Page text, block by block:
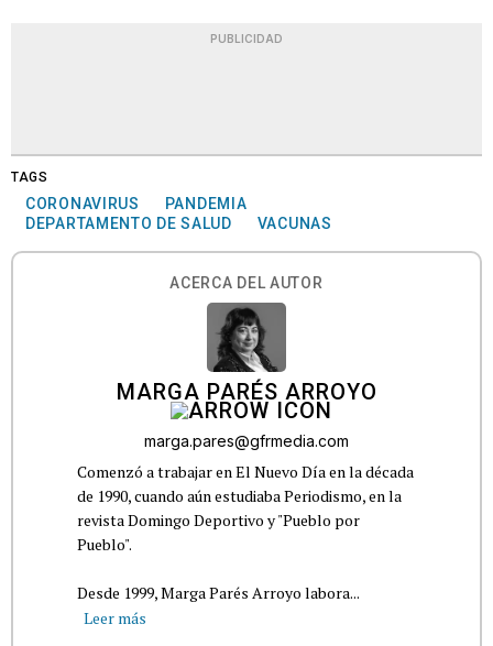
PUBLICIDAD
TAGS
CORONAVIRUS
PANDEMIA
DEPARTAMENTO DE SALUD
VACUNAS
ACERCA DEL AUTOR
MARGA PARÉS ARROYO
marga.pares@gfrmedia.com
Comenzó a trabajar en El Nuevo Día en la década
de 1990, cuando aún estudiaba Periodismo, en la
revista Domingo Deportivo y "Pueblo por
Pueblo".
Desde 1999, Marga Parés Arroyo labora...
Leer más